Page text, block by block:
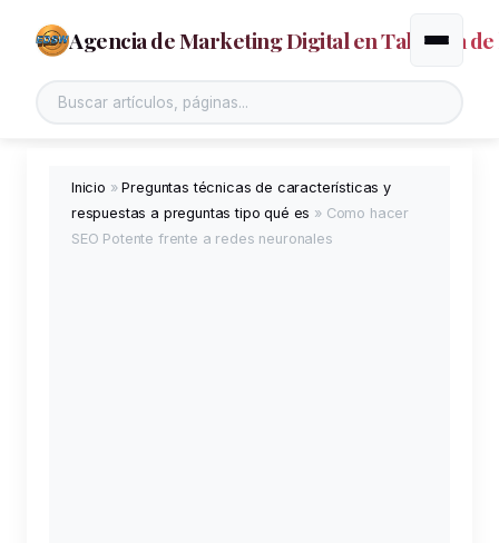
Agencia de Marketing Digital en Talavera de
Alternar
Inicio »Preguntas técnicas de características y
respuestas a preguntas tipo qué es » Como hacer
SEO Potente frente a redes neuronales